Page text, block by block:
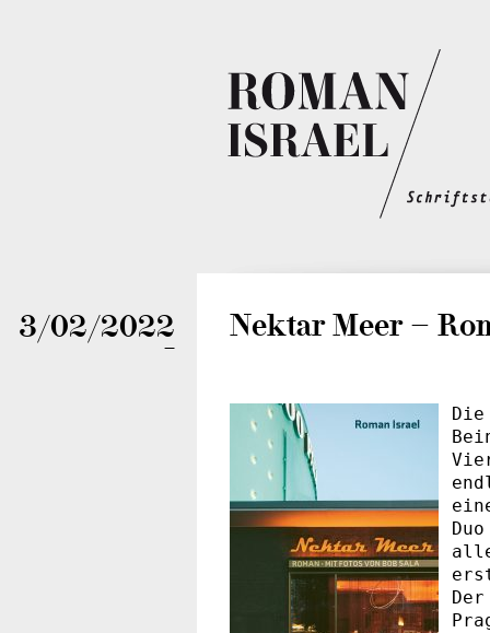
3/02/2022
—
Nektar Meer –